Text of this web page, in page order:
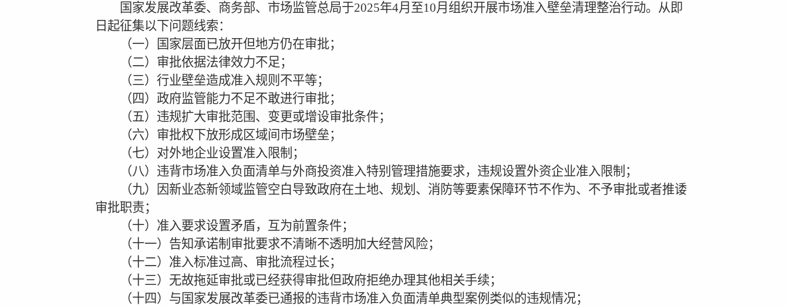
国家发展改革委、商务部、市场监管总局于2025年4月至10月组织开展市场准入壁垒清理整治行动。从即
日起征集以下问题线索：
（一）国家层面已放开但地方仍在审批；
（二）审批依据法律效力不足；
（三）行业壁垒造成准入规则不平等；
（四）政府监管能力不足不敢进行审批；
（五）违规扩大审批范围、变更或增设审批条件；
（六）审批权下放形成区域间市场壁垒；
（七）对外地企业设置准入限制；
（八）违背市场准入负面清单与外商投资准入特别管理措施要求，违规设置外资企业准入限制；
（九）因新业态新领域监管空白导致政府在土地、规划、消防等要素保障环节不作为、不予审批或者推诿
审批职责；
（十）准入要求设置矛盾，互为前置条件；
（十一）告知承诺制审批要求不清晰不透明加大经营风险；
（十二）准入标准过高、审批流程过长；
（十三）无故拖延审批或已经获得审批但政府拒绝办理其他相关手续；
（十四）与国家发展改革委已通报的违背市场准入负面清单典型案例类似的违规情况；